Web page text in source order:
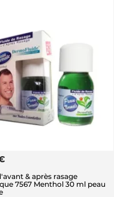
& après rasage
7567 Menthol 30 ml peau